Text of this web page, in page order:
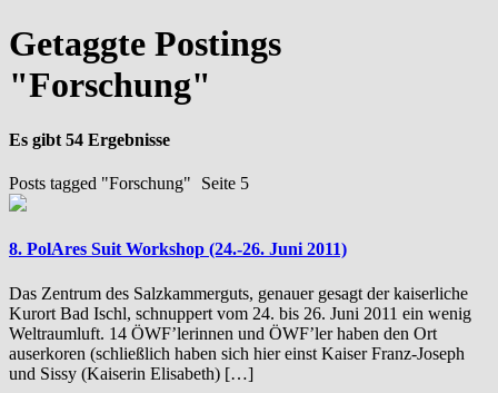
Getaggte Postings
"Forschung"
Es gibt 54 Ergebnisse
Posts tagged "Forschung" Seite 5
8. PolAres Suit Workshop (24.-26. Juni 2011)
Das Zentrum des Salzkammerguts, genauer gesagt der kaiserliche
Kurort Bad Ischl, schnuppert vom 24. bis 26. Juni 2011 ein wenig
Weltraumluft. 14 ÖWF’lerinnen und ÖWF’ler haben den Ort
auserkoren (schließlich haben sich hier einst Kaiser Franz-Joseph
und Sissy (Kaiserin Elisabeth) […]